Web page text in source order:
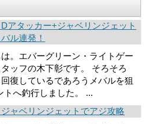
アタッカー+ジャベリンジェット
ル連発！
。エバーグリーン・ライトゲー
ッフの木下彰です。 そろそろ
復しているであろうメバルを狙
トへ釣行しました。 ...
ャベリンジェットでアジ攻略